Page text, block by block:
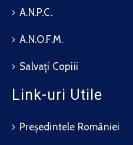
A.N.P.C.
A.N.O.F.M.
Salvați Copiii
Link-uri Utile
Președintele României